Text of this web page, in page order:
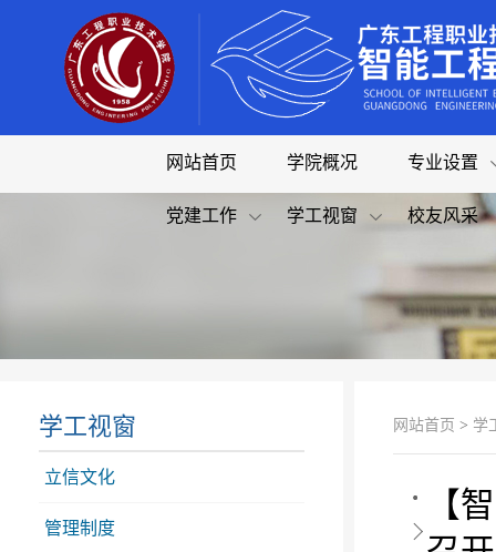
网站首页 学院概况 专业设置
党建工作 学工视窗 校友风采
学工视窗
立信文化
管理制度
网站首页 > 学
【